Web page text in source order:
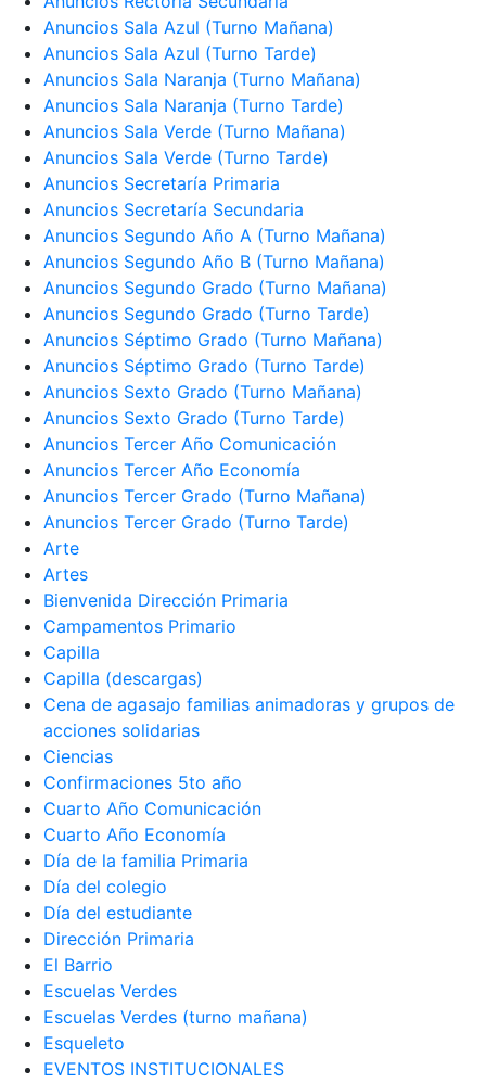
Anuncios Sala Azul (Turno Mañana)
Anuncios Sala Azul (Turno Tarde)
Anuncios Sala Naranja (Turno Mañana)
Anuncios Sala Naranja (Turno Tarde)
Anuncios Sala Verde (Turno Mañana)
Anuncios Sala Verde (Turno Tarde)
Anuncios Secretaría Primaria
Anuncios Secretaría Secundaria
Anuncios Segundo Año A (Turno Mañana)
Anuncios Segundo Año B (Turno Mañana)
Anuncios Segundo Grado (Turno Mañana)
Anuncios Segundo Grado (Turno Tarde)
Anuncios Séptimo Grado (Turno Mañana)
Anuncios Séptimo Grado (Turno Tarde)
Anuncios Sexto Grado (Turno Mañana)
Anuncios Sexto Grado (Turno Tarde)
Anuncios Tercer Año Comunicación
Anuncios Tercer Año Economía
Anuncios Tercer Grado (Turno Mañana)
Anuncios Tercer Grado (Turno Tarde)
Arte
Artes
Bienvenida Dirección Primaria
Campamentos Primario
Capilla
Capilla (descargas)
Cena de agasajo familias animadoras y grupos de
acciones solidarias
Ciencias
Confirmaciones 5to año
Cuarto Año Comunicación
Cuarto Año Economía
Día de la familia Primaria
Día del colegio
Día del estudiante
Dirección Primaria
El Barrio
Escuelas Verdes
Escuelas Verdes (turno mañana)
Esqueleto
EVENTOS INSTITUCIONALES